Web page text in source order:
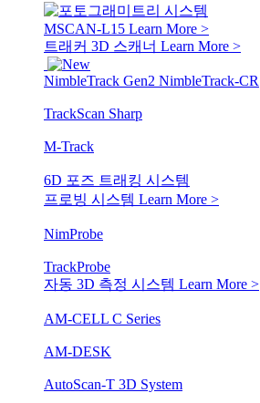
MSCAN-L15 Learn More >
트래커 3D 스캐너 Learn More >
NimbleTrack Gen2 NimbleTrack-CR
TrackScan Sharp
M-Track
6D 포즈 트래킹 시스템
프로빙 시스템 Learn More >
NimProbe
TrackProbe
자동 3D 측정 시스템 Learn More >
AM-CELL C Series
AM-DESK
AutoScan-T 3D System